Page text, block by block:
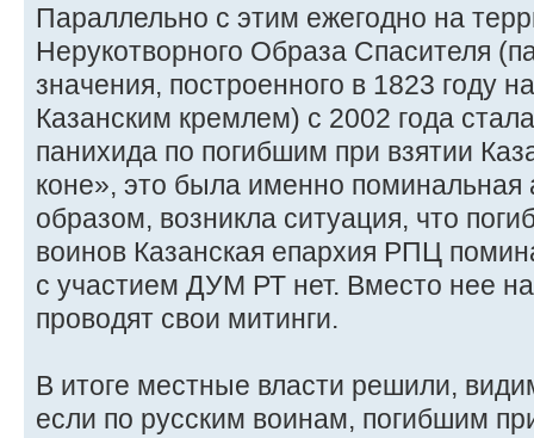
Параллельно с этим ежегодно на
Нерукотворного Образа Спасителя
значения, построенного в 1823 году
Казанским кремлем) с 2002 года
панихида по погибшим при взятии
коне», это была именно поминальная
образом, возникла ситуация, что
воинов Казанская епархия РПЦ
с участием ДУМ РТ нет. Вместо нее
проводят свои митинги.
В итоге местные власти решили,
если по русским воинам, погибшим